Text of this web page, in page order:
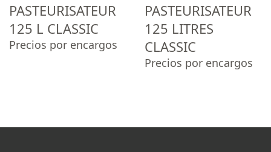
PASTEURISATEUR
125 L CLASSIC
Precios por encargos
PASTEURISATEUR
125 LITRES
CLASSIC
Precios por encargos